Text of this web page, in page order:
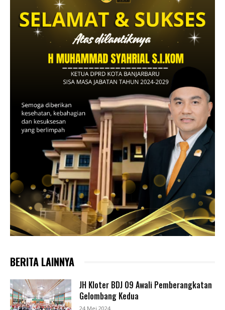
BERITA LAINNYA
JH Kloter BDJ 09 Awali Pemberangkatan
Gelombang Kedua
24 Mei 2024